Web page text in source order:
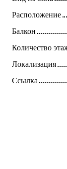
Расположение
Балкон
Количество
Локализация
Ссылка